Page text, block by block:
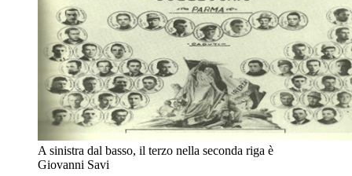
A sinistra dal basso, il terzo nella seconda riga è
Giovanni Savi